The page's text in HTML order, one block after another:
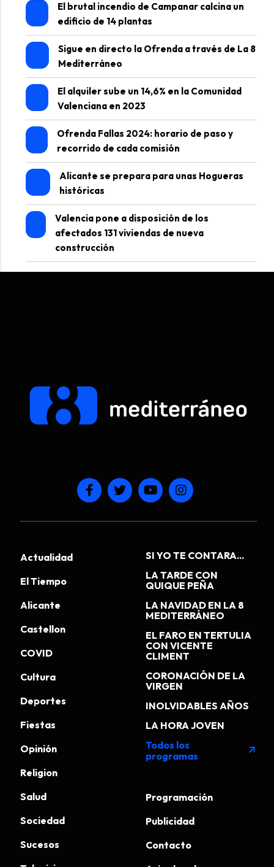
El brutal incendio de Campanar calcina un
edificio de 14 plantas
Sigue en directo la Ofrenda a través de La 8
Mediterráneo
El alquiler sube un 14,6% en la Comunidad
Valenciana en 2023
Ofrenda Fallas 2024: horario de paso y
recorrido de cada comisión
Alicante se prepara para unas Hogueras
históricas
Valencia pone a disposición de los
afectados 131 viviendas de nueva
construcción
Actualidad
El Tiempo
Alicante
Castellon
COVID
Cultura
Deportes
Fiestas
Opinión
Religion
Salud
Sociedad
Sucesos
SI YO TE CONTARA...
LA TARDE CON
QUIQUE PEÑA
LA NAVIDAD EN LA 8
MEDITERRÁNEO
EL FARO EN TERTULIA
CON VICENTE
CLIMENT
CORONACIÓN DE LA
VIRGEN
INOLVIDABLES AÑOS
LA HORA JOVEN
Todos los
programas
arrow_outward
Programación
Publicidad
Contacto